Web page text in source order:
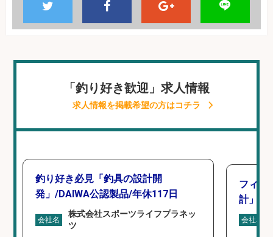
「釣り好き歓迎」求人情報
求人情報を掲載希望の方はコチラ
釣り好き必見「釣具の設計開
発」/DAIWA公認製品/年休117日
会社名
株式会社スポーツライフプラネッ
ツ
フィッ
計」
会社名